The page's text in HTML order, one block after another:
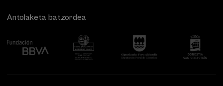
Antolaketa batzordea